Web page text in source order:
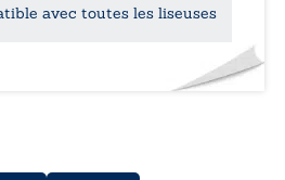
avec toutes les liseuses